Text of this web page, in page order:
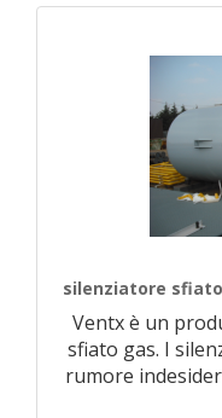
silenziatore
Ventx è un
sfiato gas. I
rumore